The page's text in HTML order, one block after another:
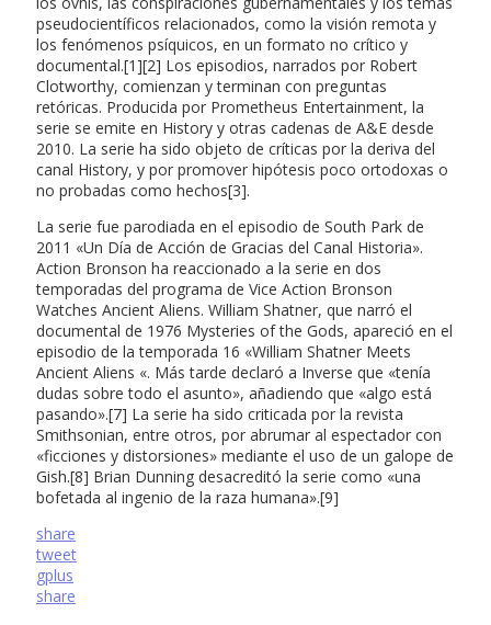
pseudocientíficos relacionados, como la visión remota y
los fenómenos psíquicos, en un formato no crítico y
documental.[1][2] Los episodios, narrados por Robert
Clotworthy, comienzan y terminan con preguntas
retóricas. Producida por Prometheus Entertainment, la
serie se emite en History y otras cadenas de A&E desde
2010. La serie ha sido objeto de críticas por la deriva del
canal History, y por promover hipótesis poco ortodoxas o
no probadas como hechos[3].
La serie fue parodiada en el episodio de South Park de
2011 «Un Día de Acción de Gracias del Canal Historia».
Action Bronson ha reaccionado a la serie en dos
temporadas del programa de Vice Action Bronson
Watches Ancient Aliens. William Shatner, que narró el
documental de 1976 Mysteries of the Gods, apareció en el
episodio de la temporada 16 «William Shatner Meets
Ancient Aliens «. Más tarde declaró a Inverse que «tenía
dudas sobre todo el asunto», añadiendo que «algo está
pasando».[7] La serie ha sido criticada por la revista
Smithsonian, entre otros, por abrumar al espectador con
«ficciones y distorsiones» mediante el uso de un galope de
Gish.[8] Brian Dunning desacreditó la serie como «una
bofetada al ingenio de la raza humana».[9]
share
tweet
gplus
share